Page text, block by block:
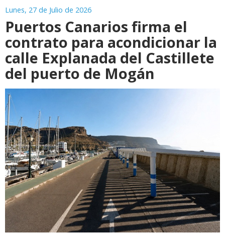
Lunes, 27 de Julio de 2026
Puertos Canarios firma el
contrato para acondicionar la
calle Explanada del Castillete
del puerto de Mogán